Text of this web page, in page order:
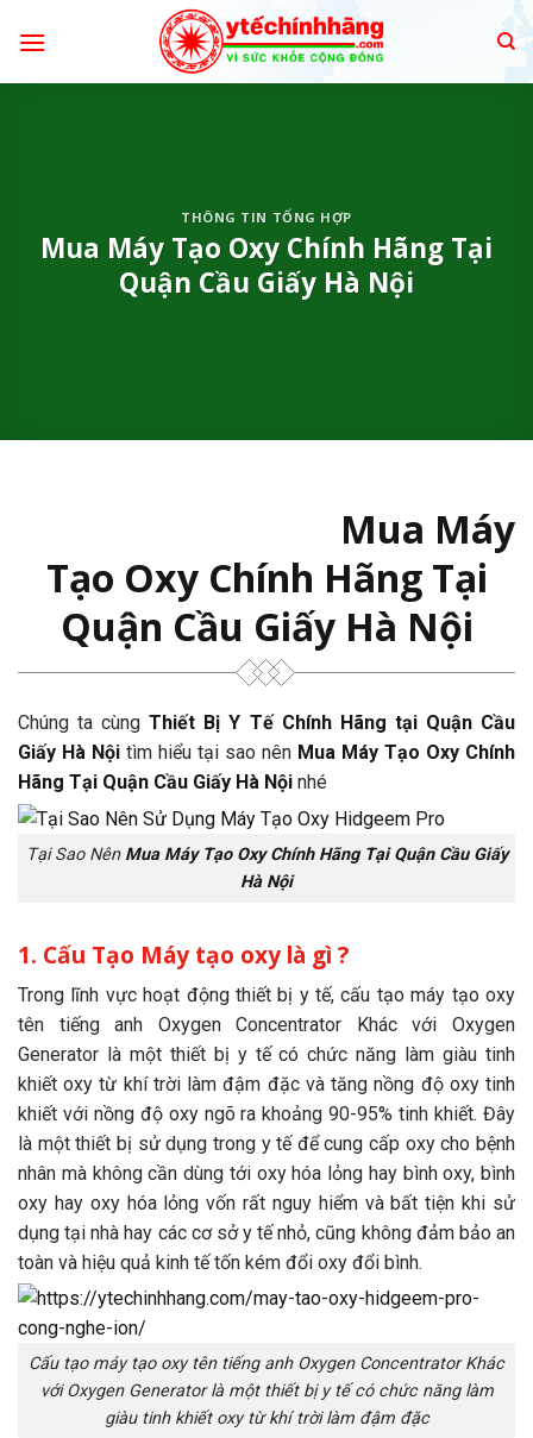
THÔNG TIN TỔNG HỢP
Mua Máy Tạo Oxy Chính Hãng Tại
Quận Cầu Giấy Hà Nội
Mua Máy
Tạo Oxy Chính Hãng Tại
Quận Cầu Giấy Hà Nội
Chúng ta cùngThiết Bị Y Tế Chính Hãng tại Quận Cầu
Giấy Hà Nội tìm hiểu tại sao nên Mua Máy Tạo Oxy Chính
Hãng Tại Quận Cầu Giấy Hà Nội nhé
Tại Sao Nên Mua Máy Tạo Oxy Chính Hãng Tại Quận Cầu Giấy
Hà Nội
1. Cấu Tạo Máy tạo oxy là gì ?
Trong lĩnh vực hoạt động thiết bị y tế, cấu tạo máy tạo oxy
tên tiếng anh Oxygen Concentrator Khác với Oxygen
Generator là một thiết bị y tế có chức năng làm giàu tinh
khiết oxy từ khí trời làm đậm đặc và tăng nồng độ oxy tinh
khiết với nồng độ oxy ngõ ra khoảng 90-95% tinh khiết. Đây
là một thiết bị sử dụng trong y tế để cung cấp oxy cho bệnh
nhân mà không cần dùng tới oxy hóa lỏng hay bình oxy, bình
oxy hay oxy hóa lỏng vốn rất nguy hiểm và bất tiện khi sử
dụng tại nhà hay các cơ sở y tế nhỏ, cũng không đảm bảo an
toàn và hiệu quả kinh tế tốn kém đổi oxy đổi bình.
Cấu tạo máy tạo oxy tên tiếng anh Oxygen Concentrator Khác
với Oxygen Generator là một thiết bị y tế có chức năng làm
giàu tinh khiết oxy từ khí trời làm đậm đặc